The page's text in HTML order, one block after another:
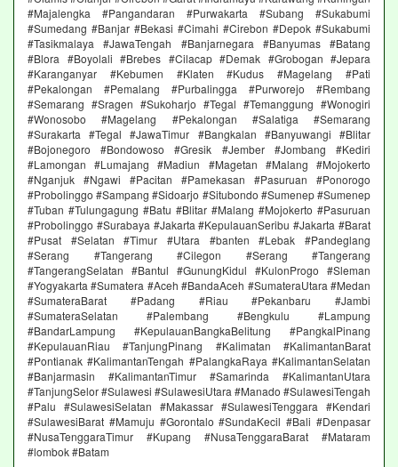
#Majalengka #Pangandaran #Purwakarta #Subang #Sukabumi
#Sumedang #Banjar #Bekasi #Cimahi #Cirebon #Depok #Sukabumi
#Tasikmalaya #JawaTengah #Banjarnegara #Banyumas #Batang
#Blora #Boyolali #Brebes #Cilacap #Demak #Grobogan #Jepara
#Karanganyar #Kebumen #Klaten #Kudus #Magelang #Pati
#Pekalongan #Pemalang #Purbalingga #Purworejo #Rembang
#Semarang #Sragen #Sukoharjo #Tegal #Temanggung #Wonogiri
#Wonosobo #Magelang #Pekalongan #Salatiga #Semarang
#Surakarta #Tegal #JawaTimur #Bangkalan #Banyuwangi #Blitar
#Bojonegoro #Bondowoso #Gresik #Jember #Jombang #Kediri
#Lamongan #Lumajang #Madiun #Magetan #Malang #Mojokerto
#Nganjuk #Ngawi #Pacitan #Pamekasan #Pasuruan #Ponorogo
#Probolinggo #Sampang #Sidoarjo #Situbondo #Sumenep #Sumenep
#Tuban #Tulungagung #Batu #Blitar #Malang #Mojokerto #Pasuruan
#Probolinggo #Surabaya #Jakarta #KepulauanSeribu #Jakarta #Barat
#Pusat #Selatan #Timur #Utara #banten #Lebak #Pandeglang
#Serang #Tangerang #Cilegon #Serang #Tangerang
#TangerangSelatan #Bantul #GunungKidul #KulonProgo #Sleman
#Yogyakarta #Sumatera #Aceh #BandaAceh #SumateraUtara #Medan
#SumateraBarat #Padang #Riau #Pekanbaru #Jambi
#SumateraSelatan #Palembang #Bengkulu #Lampung
#BandarLampung #KepulauanBangkaBelitung #PangkalPinang
#KepulauanRiau #TanjungPinang #Kalimatan #KalimantanBarat
#Pontianak #KalimantanTengah #PalangkaRaya #KalimantanSelatan
#Banjarmasin #KalimantanTimur #Samarinda #KalimantanUtara
#TanjungSelor #Sulawesi #SulawesiUtara #Manado #SulawesiTengah
#Palu #SulawesiSelatan #Makassar #SulawesiTenggara #Kendari
#SulawesiBarat #Mamuju #Gorontalo #SundaKecil #Bali #Denpasar
#NusaTenggaraTimur #Kupang #NusaTenggaraBarat #Mataram
#lombok #Batam